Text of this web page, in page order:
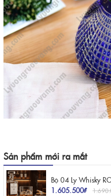
Sản phẩm mới ra mắt
1.605.500₫